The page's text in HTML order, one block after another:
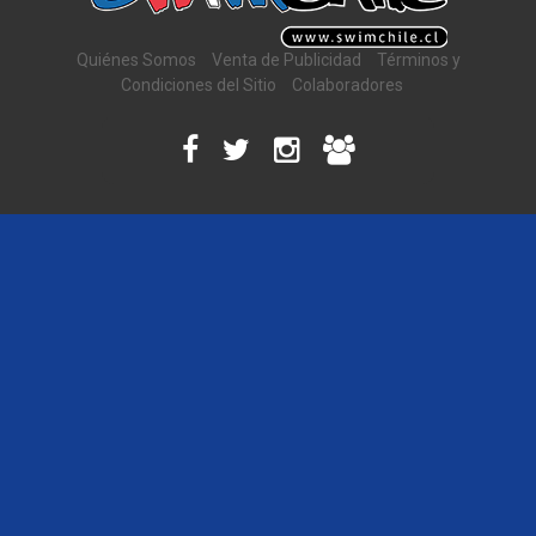
Quiénes Somos Venta de Publicidad
Términos y
Condiciones del Sitio
Colaboradores